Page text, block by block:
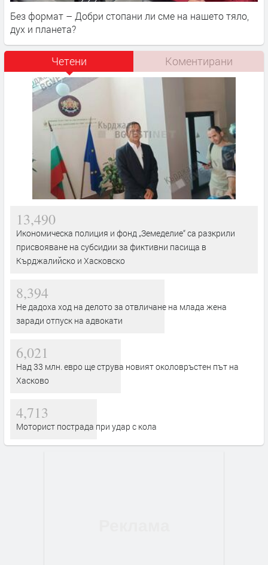
Без формат – Добри стопани ли сме на нашето тяло,
дух и планета?
Четени Коментирани
13,490
Икономическа полиция и фонд „Земеделие“ са разкрили
присвояване на субсидии за фиктивни пасища в
Кърджалийско и Хасковско
8,394
Не дадоха ход на делото за отвличане на млада жена
заради отпуск на адвокати
6,021
Над 33 млн. евро ще струва новият околовръстен път на
Хасково
4,713
Моторист пострада при удар с кола